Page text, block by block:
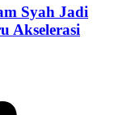
Syah Jadi
Akselerasi